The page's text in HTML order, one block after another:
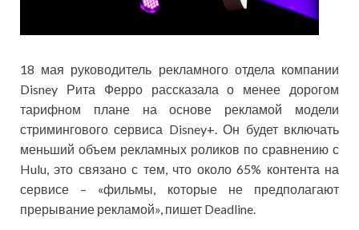
18 мая руководитель рекламного отдела компании
Disney Рита Ферро рассказала о менее дорогом
тарифном плане на основе рекламой модели
стримингового сервиса Disney+. Он будет включать
меньший объем рекламных роликов по сравнению с
Hulu, это связано с тем, что около 65% контента на
сервисе – «фильмы, которые не предполагают
прерывание рекламой», пишет Deadline.